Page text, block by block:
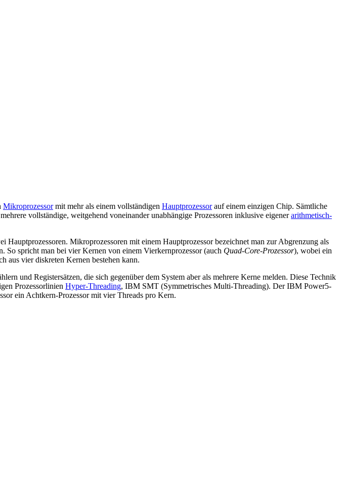
Mikroprozessormit mehr als einem vollständigen Hauptprozessorauf einem einzigen Chip. Sämtliche
vollständige, weitgehend voneinander unabhängige Prozessoren inklusive eigenerarithmetisch-
Hauptprozessoren. Mikroprozessoren mit einem Hauptprozessor bezeichnet man zur Abgrenzung als
So spricht man bei vier Kernen von einem Vierkernprozessor (auch Quad-Core-Prozessor), wobei ein
aus vier diskreten Kernen bestehen kann.
und Registersätzen, die sich gegenüber dem System aber als mehrere Kerne melden. Diese Technik
Prozessorlinien Hyper-Threading, IBM SMT (Symmetrisches Multi-Threading). Der IBM Power5-
ein Achtkern-Prozessor mit vier Threads pro Kern.